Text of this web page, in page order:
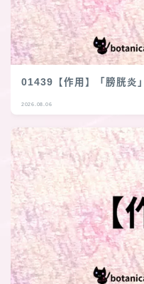
01439【作用】「膀胱炎
2026.08.06